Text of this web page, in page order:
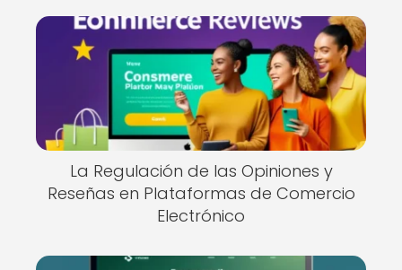
La Regulación de las Opiniones y
Reseñas en Plataformas de Comercio
Electrónico